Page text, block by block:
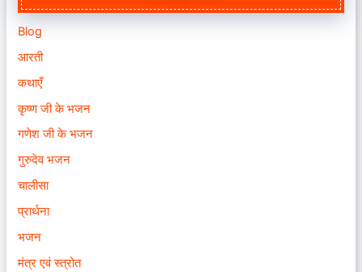
Blog
आरती
कथाएँ
कृष्ण जी के भजन
गणेश जी के भजन
गुरुदेव भजन
चालीसा
प्रार्थना
भजन
मंत्र एवं स्त्रोत